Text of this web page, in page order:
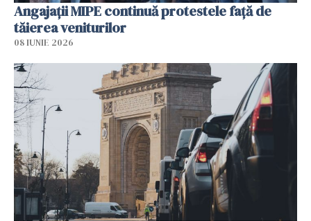
Angajaţii MIPE continuă protestele faţă de
tăierea veniturilor
08 IUNIE 2026